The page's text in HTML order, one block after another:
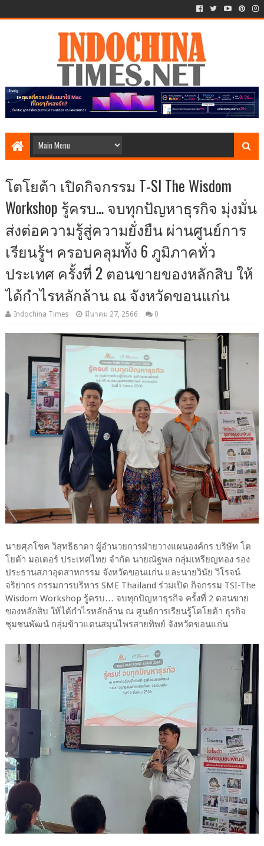
โตโยต้า เปิดกิจกรรม T-SI The Wisdom
Workshop รู้ครบ… จบทุกปัญหาธุรกิจ มุ่งมั่น
ส่งต่อความรู้สู่ความยั่งยืน ผ่านศูนย์การ
เรียนรู้ฯ ครอบคลุมทั้ง 6 ภูมิภาคทั่ว
ประเทศ ครั้งที่ 2 ตอนขายของหลักสิบ ให้
ได้กำไรหลักล้าน ณ จังหวัดขอนแก่น
Indochina Times มีนาคม 27, 2566 0
นายศุภโชค วิสุทธิธาดา ผู้อำนวยการฝ่ายวางแผนองค์กร บริษัท โต
โยต้า มอเตอร์ ประเทศไทย จำกัด นายณัฐพล กลุ่มเหรียญทอง รอง
ประธานสภาอุตสาหกรรม จังหวัดขอนแก่น และนายวินัย วิโรจน์
จริยากร กรรมการบริหาร SME Thailand ร่วมเปิด กิจกรรม TSI-The
Wisdom Workshop รู้ครบ… จบทุกปัญหาธุรกิจ ครั้งที่ 2 ตอนขาย
ของหลักสิบ ให้ได้กำไรหลักล้าน ณ ศูนย์การเรียนรู้โตโยต้า ธุรกิจ
ชุมชนพัฒน์ กลุ่มข้าวแตนสมุนไพรสายทิพย์ จังหวัดขอนแก่น